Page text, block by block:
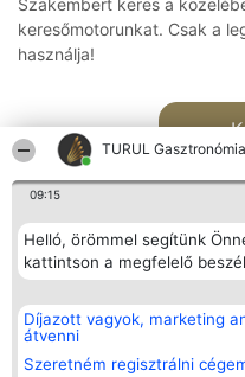
TURUL Gasztronómia
09:15
Helló, örömmel segítünk
kattintson a megfelelő
Díjazott vagyok, marketing
átvenni
Szeretném regisztrálni
Szakembert keres a
keresőmotorunkat. Csak a
használja!
Rangsorszervező
SC Beautiful Company S.R.L.
Bulevardul Aleea Timișul De
Sus Nr. 2, Bl. A30, Sc. A, Et.
4, Ap. 13